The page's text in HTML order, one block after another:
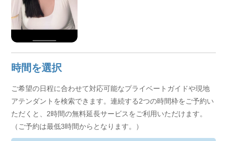
時間を選択
ご希望の日程に合わせて対応可能なプライベートガイドや現地
アテンダントを検索できます。連続する2つの時間枠をご予約い
ただくと、2時間の無料延長サービスをご利用いただけます。
（ご予約は最低3時間からとなります。）